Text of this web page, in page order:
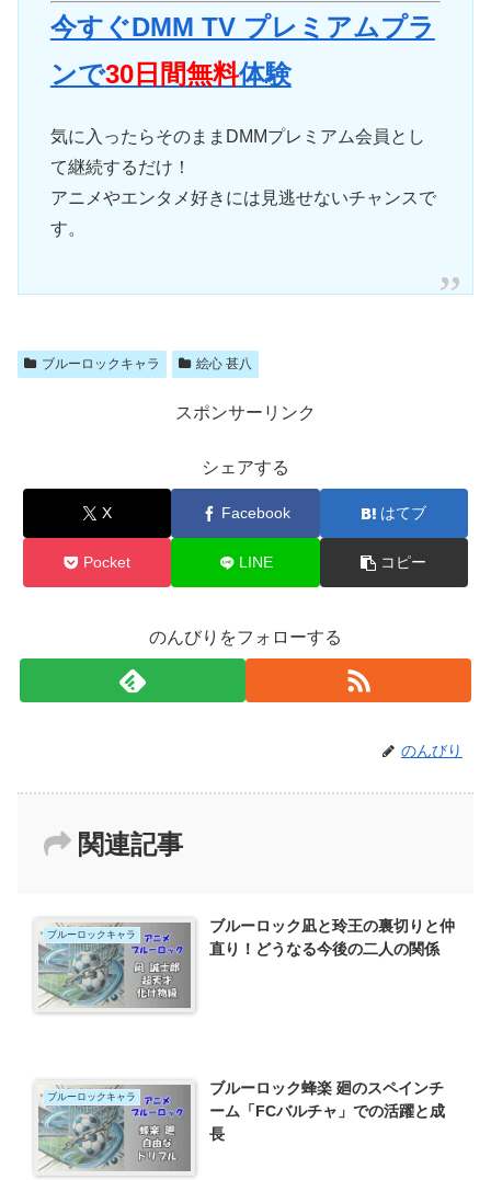
今すぐDMM TV プレミアムプラ
ンで30日間無料体験
気に入ったらそのままDMMプレミアム会員とし
て継続するだけ！
アニメやエンタメ好きには見逃せないチャンスで
す。
ブルーロックキャラ 絵心 甚八
スポンサーリンク
シェアする
X Facebook はてブ
Pocket LINE コピー
のんびりをフォローする
のんびり
関連記事
ブルーロックキャラ
ブルーロック凪と玲王の裏切りと仲
直り！どうなる今後の二人の関係
ブルーロックキャラ
ブルーロック蜂楽 廻のスペインチ
ーム「FCバルチャ」での活躍と成
長